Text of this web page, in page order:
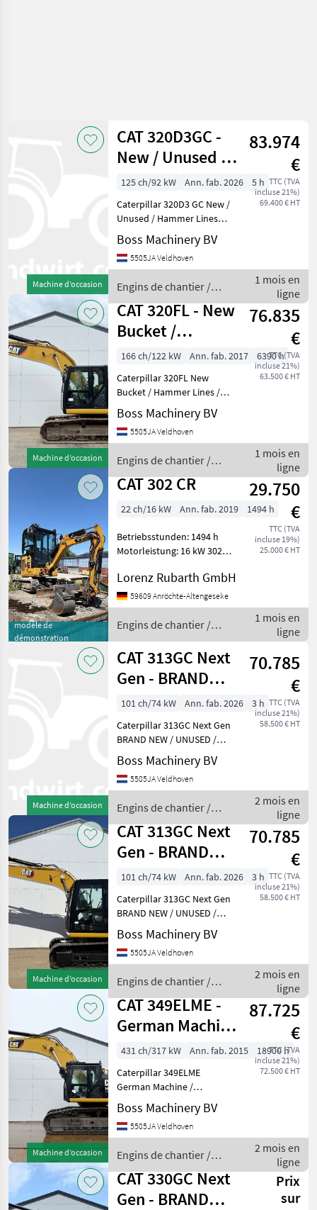
Machine d’occasion
CAT 320D3GC -
New / Unused /
Hammer Lines
83.974
€
TTC (TVA
incluse 21%)
69.400 € HT
125 ch/92 kW Ann. fab. 2026
5 h
Caterpillar 320D3 GC New /
Unused / Hammer Lines
Year: 2026 Reference
number: BM006595 Hours: 5
Type 320D3 GC *2026
Veldhoven, Netherlands
Certifica
Boss Machinery BV
5505JA Veldhoven
Engins de chantier /
CAT
1 mois en
ligne
Machine d’occasion
CAT 320FL - New
Bucket /
Hammer Lines /
Camera
76.835
€
TTC (TVA
incluse 21%)
63.500 € HT
166 ch/122 kW Ann. fab. 2017
6390 h
Caterpillar 320FL New
Bucket / Hammer Lines /
Camera Year: 2017
Reference number:
BM007610 Hours: 6.390
Veldhoven, Netherlands
Certificate: CE
Boss Machinery BV
5505JA Veldhoven
Engins de chantier /
CAT
1 mois en
ligne
modèle de
démonstration
CAT 302 CR
29.750
€
TTC (TVA
incluse 19%)
25.000 € HT
22 ch/16 kW Ann. fab. 2019 1494 h
Betriebsstunden: 1494 h
Motorleistung: 16 kW 302
302-05A CR Grundgerät in
serienmäßiger Ausstattung
mit: - Schnellwechsler MS01
- Gra
Lorenz Rubarth GmbH
59609 Anröchte-Altengeseke
Engins de chantier /
CAT
1 mois en
ligne
Machine d’occasion
CAT 313GC Next
Gen - BRAND
NEW / UNUSED /
2026 Model
70.785
€
TTC (TVA
incluse 21%)
58.500 € HT
101 ch/74 kW Ann. fab. 2026
3 h
Caterpillar 313GC Next Gen
BRAND NEW / UNUSED /
2026 Model Year: 2026
Reference number:
BM007380 Hours: 3 Type
Veldhoven, Netherlands
Avail
Boss Machinery BV
5505JA Veldhoven
Engins de chantier /
CAT
2 mois en
ligne
Machine d’occasion
CAT 313GC Next
Gen - BRAND
NEW / UNUSED /
2026 Model
70.785
€
TTC (TVA
incluse 21%)
58.500 € HT
101 ch/74 kW Ann. fab. 2026
3 h
Caterpillar 313GC Next Gen
BRAND NEW / UNUSED /
2026 Model Year: 2026
Reference number:
BM007380 Hours: 3 Type
Veldhoven, Netherlands
Avail
Boss Machinery BV
5505JA Veldhoven
Engins de chantier /
CAT
2 mois en
ligne
Machine d’occasion
CAT 349ELME -
German Machine
/ Automatic
Greasing
87.725
€
TTC (TVA
incluse 21%)
72.500 € HT
431 ch/317 kW Ann. fab. 2015
18900 h
Caterpillar 349ELME
German Machine /
Automatic Greasing Year:
2015 Reference number:
BM007249 Hours: 18.900
Veldhoven, Netherlands
Certificate
Boss Machinery BV
5505JA Veldhoven
Engins de chantier /
CAT
2 mois en
ligne
CAT 330GC Next
Gen - BRAND
Prix
sur